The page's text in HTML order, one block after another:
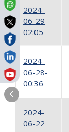
2024-
06-29
02:05
2024-
06-28-
00:36
2024-
06-22